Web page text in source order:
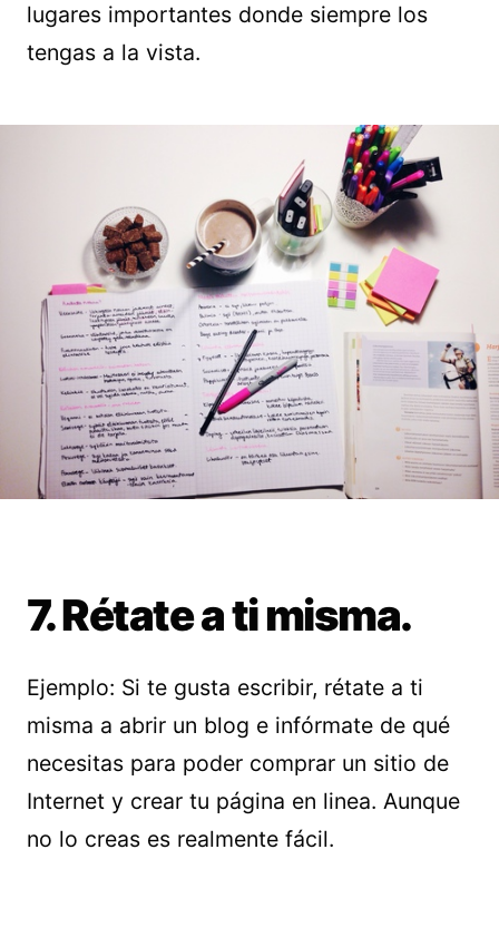
lugares importantes donde siempre los
tengas a la vista.
7. Rétate a ti misma.
Ejemplo: Si te gusta escribir, rétate a ti
misma a abrir un blog e infórmate de qué
necesitas para poder comprar un sitio de
Internet y crear tu página en linea. Aunque
no lo creas es realmente fácil.